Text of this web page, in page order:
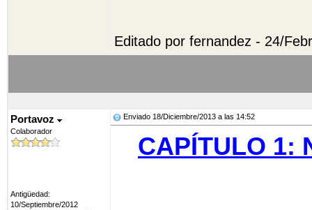
Editado por fernandez - 24/
Portavoz
Colaborador
Antigüedad:
10/Septiembre/2012
Enviado 18/Diciembre/2013 a las 14:52
CAPÍTULO 1: